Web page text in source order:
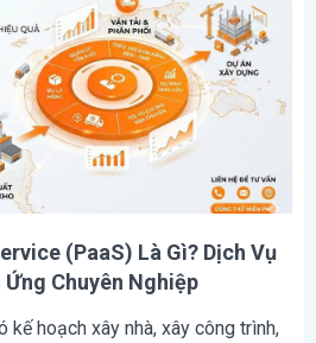
(PaaS) Là Gì? Dịch Vụ
Ứng Chuyên Nghiệp
kế hoạch xây nhà, xây công trình,